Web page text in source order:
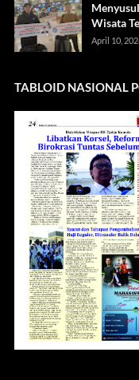
Wisata
April 10,
TABLOID NASIONAL